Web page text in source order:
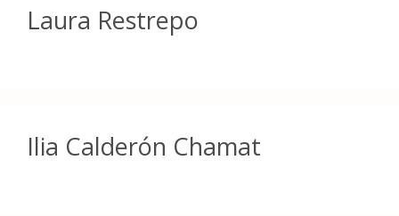
Laura Restrepo
Ilia Calderón Chamat